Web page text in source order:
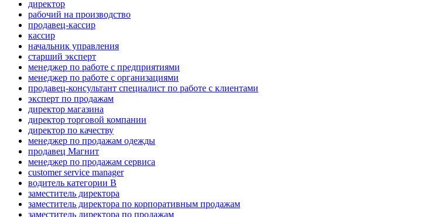
директор
рабочий на производство
продавец-кассир
кассир
начальник управления
старший эксперт
менеджер по работе с предприятиями
менеджер по работе с организациями
продавец-консультант специалист по работе с клиентами
эксперт по продажам
директор магазина
директор торговой компании
директор по качеству
менеджер по продажам одежды
продавец Магнит
менеджер по продажам сервиса
customer service manager
водитель категории B
заместитель директора
заместитель директора по корпоративным продажам
заместитель директора по продажам